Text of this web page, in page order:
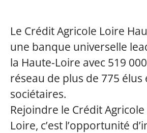
Le Crédit Agricole Loire
une banque universelle
la Haute-Loire avec 519
réseau de plus de 775 élus
sociétaires.
Rejoindre le Crédit
Loire, c’est l’opportunité